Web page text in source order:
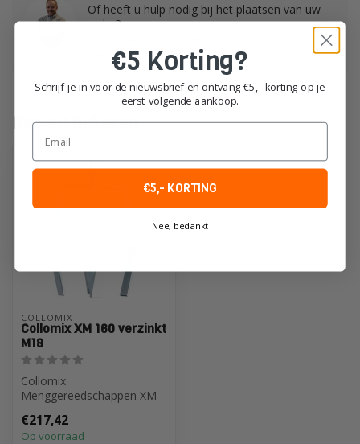
Of heeft u hulp nodig bij het plaatsen van uw
order?
klantenservice!
Recent bekeken
COLLOMIX
Collomix XM 160 verzinkt
M18
Collomix
Menggereedschappen XM
€217,42
Op voorraad
€5 Korting?
Schrijf je in voor de nieuwsbrief en ontvang €5,- korting op je
eerst volgende aankoop.
Email
€5,- KORTING
Nee, bedankt